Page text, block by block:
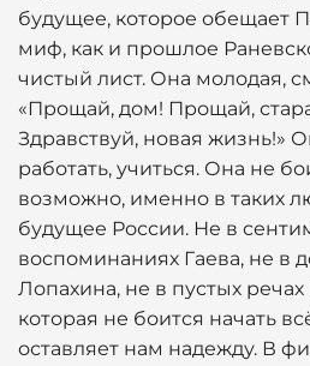
будущее, которое обещает
миф, как и прошлое
чистый лист. Она молодая,
«Прощай, дом! Прощай,
Здравствуй, новая жизнь!»
работать, учиться. Она не
возможно, именно в таких
будущее России. Не в
воспоминаниях Гаева, не в
Лопахина, не в пустых
которая не боится начать
оставляет нам надежду. В